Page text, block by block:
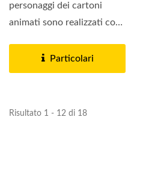
personaggi dei cartoni
animati sono realizzati con
Particolari
Risultato 1 - 12 di 18